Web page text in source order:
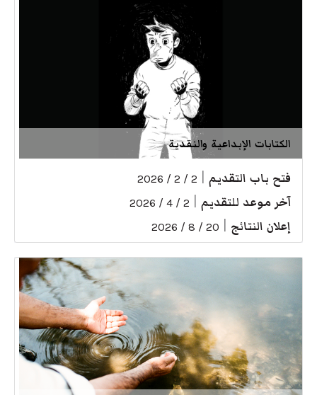
الكتابات الإبداعية والنقدية
فتح باب التقديم 2 / 2 / 2026
آخر موعد للتقديم 2 / 4 / 2026
إعلان النتائج 20 / 8 / 2026